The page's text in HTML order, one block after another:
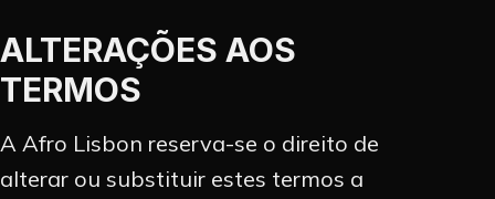
ALTERAÇÕES AOS
TERMOS
A Afro Lisbon reserva-se o direito de
alterar ou substituir estes termos a